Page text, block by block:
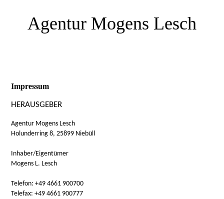
Agentur Mogens Lesch
Impressum
HERAUSGEBER
Agentur Mogens Lesch
Holunderring 8, 25899 Niebüll
Inhaber/Eigentümer
Mogens L. Lesch
Telefon: +49 4661 900700
Telefax: +49 4661 900777